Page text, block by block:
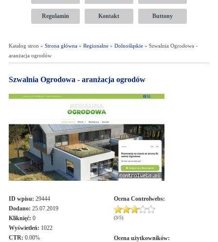
Regulamin Kontakt Buttony
Katalog stron » Strona główna» Regionalne» Dolnośląskie» Szwalnia Ogrodowa -
aranżacja ogrodów
Szwalnia Ogrodowa - aranżacja ogrodów
ID wpisu: 29444
Dodano: 25.07.2019
Kliknięć: 0
Wyświetleń: 1022
CTR: 0.00%
Ocena Controlwebs:
(3/5)
Ocena użytkowników: